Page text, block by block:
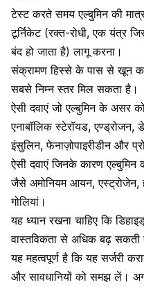
टेस्ट करते समय एल्बुमिन की
टूर्निकेट (रक्त-रोधी, एक यंत्र
बंद हो जाता है) लागू करना।
संक्रामण हिस्से के पास से खून
सबसे निम्न स्तर मिल सकता है।
ऐसी दवाएं जो एल्बुमिन के असर
एनाबॉलिक स्टेरॉयड, एण्ड्रोजन,
इंसुलिन, फेनाज़ोपाइरीडीन और
ऐसी दवाएं जिनके कारण
जैसे अमोनियम आयन, एस्ट्रोजेन,
गोलियां ।
यह ध्यान रखना चाहिए कि
वास्तविकता से अधिक बढ़ सकती
यह महत्वपूर्ण है कि यह सर्जरी
और सावधानियों को समझ लें।